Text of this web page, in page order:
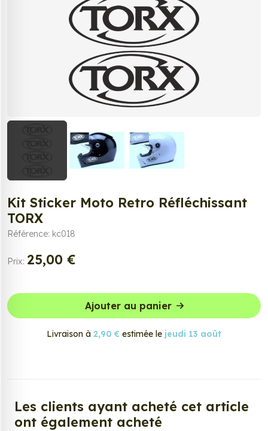
Kit Sticker Moto Retro Réfléchissant
TORX
Référence: kc018
Prix: 25,00 €
Ajouter au panier
Livraison à 2,90 € estimée le jeudi 13 août
Les clients ayant acheté cet article
ont également acheté